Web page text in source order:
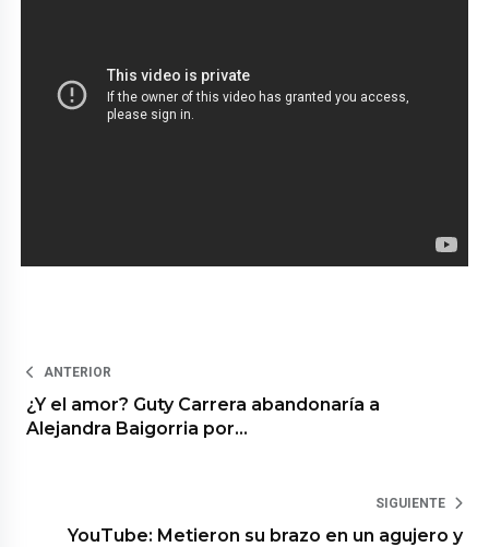
ANTERIOR
¿Y el amor? Guty Carrera abandonaría a
Alejandra Baigorria por…
SIGUIENTE
YouTube: Metieron su brazo en un agujero y